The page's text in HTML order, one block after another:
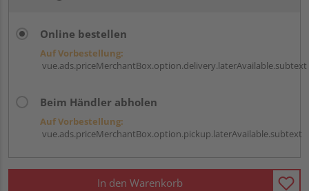
Online bestellen
Auf Vorbestellung:
vue.ads.priceMerchantBox.option.delivery.laterAvailable.subtext
Beim Händler abholen
Auf Vorbestellung:
vue.ads.priceMerchantBox.option.pickup.laterAvailable.subtext
In den Warenkorb